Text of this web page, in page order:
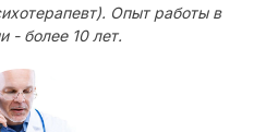
Опыт работы в
- более 10 лет.